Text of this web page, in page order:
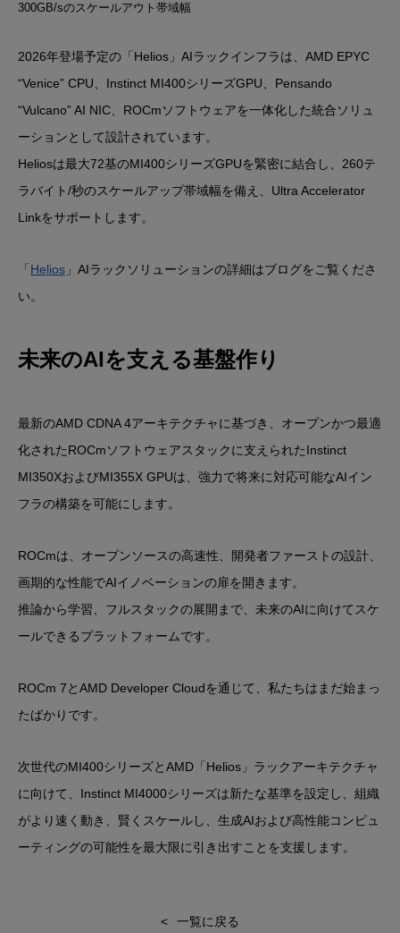
300GB/sのスケールアウト帯域幅
2026年登場予定の「Helios」AIラックインフラは、AMD EPYC
“Venice” CPU、Instinct MI400シリーズGPU、Pensando
“Vulcano” AI NIC、ROCmソフトウェアを一体化した統合ソリュ
ーションとして設計されています。
Heliosは最大72基のMI400シリーズGPUを緊密に結合し、260テ
ラバイト/秒のスケールアップ帯域幅を備え、Ultra Accelerator
Linkをサポートします。
「 Helios 」AIラックソリューションの詳細はブログをご覧くださ
い。
未来のAIを支える基盤作り
最新のAMD CDNA 4アーキテクチャに基づき、オープンかつ最適
化されたROCmソフトウェアスタックに支えられたInstinct
MI350XおよびMI355X GPUは、強力で将来に対応可能なAIイン
フラの構築を可能にします。
ROCmは、オープンソースの高速性、開発者ファーストの設計、
画期的な性能でAIイノベーションの扉を開きます。
推論から学習、フルスタックの展開まで、未来のAIに向けてスケ
ールできるプラットフォームです。
ROCm 7とAMD Developer Cloudを通じて、私たちはまだ始まっ
たばかりです。
次世代のMI400シリーズとAMD「Helios」ラックアーキテクチャ
に向けて、Instinct MI4000シリーズは新たな基準を設定し、組織
がより速く動き、賢くスケールし、生成AIおよび高性能コンピュ
ーティングの可能性を最大限に引き出すことを支援します。
一覧に戻る